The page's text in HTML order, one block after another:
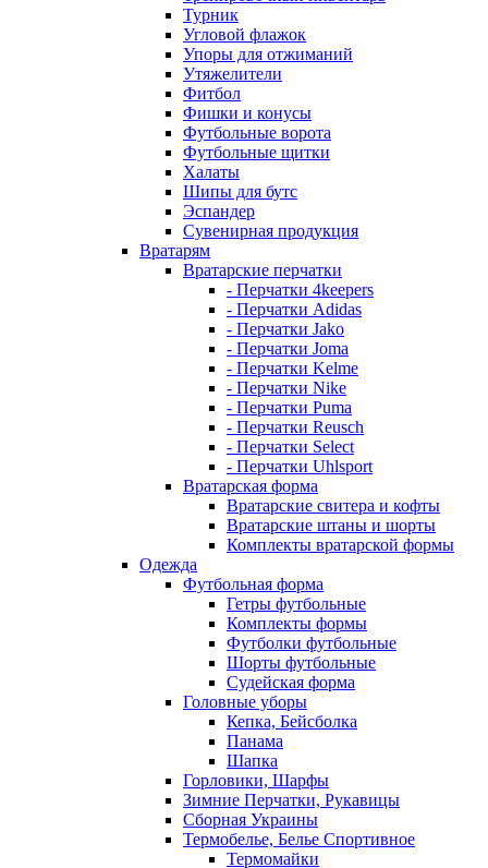
Турник
Угловой флажок
Упоры для отжиманий
Утяжелители
Фитбол
Фишки и конусы
Футбольные ворота
Футбольные щитки
Халаты
Шипы для бутс
Эспандер
Сувенирная продукция
Вратарям
Вратарские перчатки
- Перчатки 4keepers
- Перчатки Adidas
- Перчатки Jako
- Перчатки Joma
- Перчатки Kelme
- Перчатки Nike
- Перчатки Puma
- Перчатки Reusch
- Перчатки Select
- Перчатки Uhlsport
Вратарская форма
Вратарские свитера и кофты
Вратарские штаны и шорты
Комплекты вратарской формы
Одежда
Футбольная форма
Гетры футбольные
Комплекты формы
Футболки футбольные
Шорты футбольные
Судейская форма
Головные уборы
Кепка, Бейсболка
Панама
Шапка
Горловики, Шарфы
Зимние Перчатки, Рукавицы
Сборная Украины
Термобелье, Белье Спортивное
Термомайки